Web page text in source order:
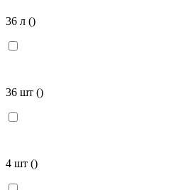
36 л ()
36 шт ()
4 шт ()